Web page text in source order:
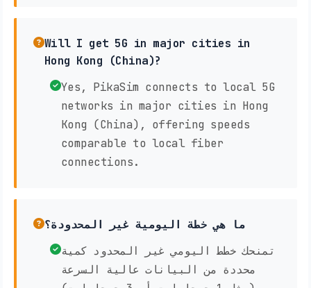
Will I get 5G in major cities in
Hong Kong (China)?
Yes, PikaSim connects to local 5G
networks in major cities in Hong
Kong (China), offering speeds
comparable to local fiber
connections.
ما هي خطة اليومية غير المحدودة؟
تمنحك خطط اليومي غير المحدود كمية
محددة من البيانات عالية السرعة